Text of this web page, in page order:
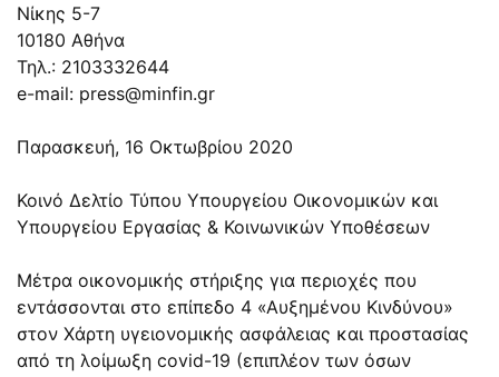
Νίκης 5-7
10180 Αθήνα
Τηλ.: 2103332644
e-mail: press@minfin.gr
Παρασκευή, 16 Οκτωβρίου 2020
Κοινό Δελτίο Τύπου Υπουργείου Οικονομικών και
Υπουργείου Εργασίας & Κοινωνικών Υποθέσεων
Μέτρα οικονομικής στήριξης για περιοχές που
εντάσσονται στο επίπεδο 4 «Αυξημένου Κινδύνου»
στον Χάρτη υγειονομικής ασφάλειας και προστασίας
από τη λοίμωξη covid-19 (επιπλέον των όσων